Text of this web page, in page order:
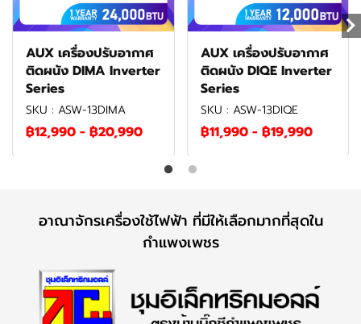
AUX เครื่องปรับอากาศ
ติดผนัง DIMA Inverter
Series
SKU : ASW-13DIMA
฿12,990 - ฿20,990
AUX เครื่องปรับอากาศ
ติดผนัง DIQE Inverter
Series
SKU : ASW-13DIQE
฿11,990- ฿19,990
อาณาจักรเครื่องใช้ไฟฟ้า ที่มีให้เลือกมากที่สุดใน
กำแพงเพชร